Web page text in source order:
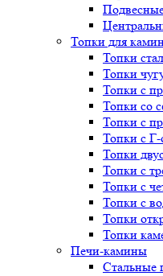
Топки для
Топки
Топки
Топки с
Топки со
Топки с
Топки с
Топки
Топки с
Топки с
Топки с
Топки
Топки
Печи-камины
Стальные